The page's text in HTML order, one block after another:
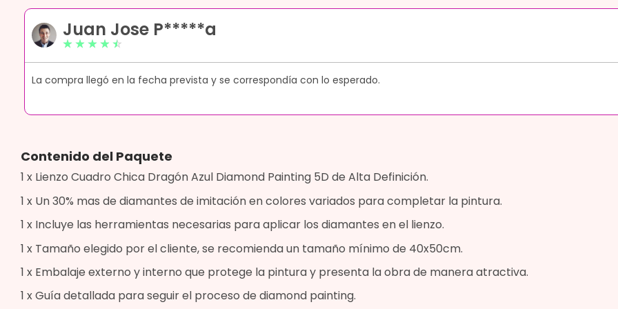
Juan Jose P*****a
☆ ☆ ☆ ☆ ☆
La compra llegó en la fecha prevista y se correspondía con lo esperado.
Contenido del Paquete
1 x Lienzo Cuadro Chica Dragón Azul Diamond Painting 5D de Alta Definición.
1 x Un 30% mas de diamantes de imitación en colores variados para completar la pintura.
1 x Incluye las herramientas necesarias para aplicar los diamantes en el lienzo.
1 x Tamaño elegido por el cliente, se recomienda un tamaño mínimo de 40x50cm.
1 x Embalaje externo y interno que protege la pintura y presenta la obra de manera atractiva.
1 x Guía detallada para seguir el proceso de diamond painting.